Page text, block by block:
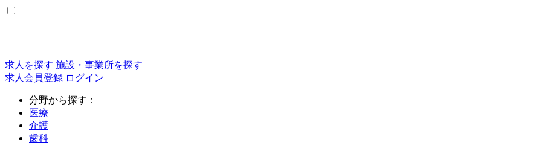
求人を探す 施設・事業所を探す
求人会員登録 ログイン
分野から探す：
医療
介護
歯科